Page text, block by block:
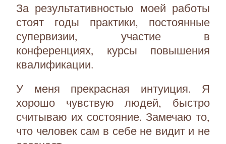
За результативностью моей работы
стоят годы практики, постоянные
супервизии, участие в
конференциях, курсы повышения
квалификации.
У меня прекрасная интуиция. Я
хорошо чувствую людей, быстро
считываю их состояние. Замечаю то,
что человек сам в себе не видит и не